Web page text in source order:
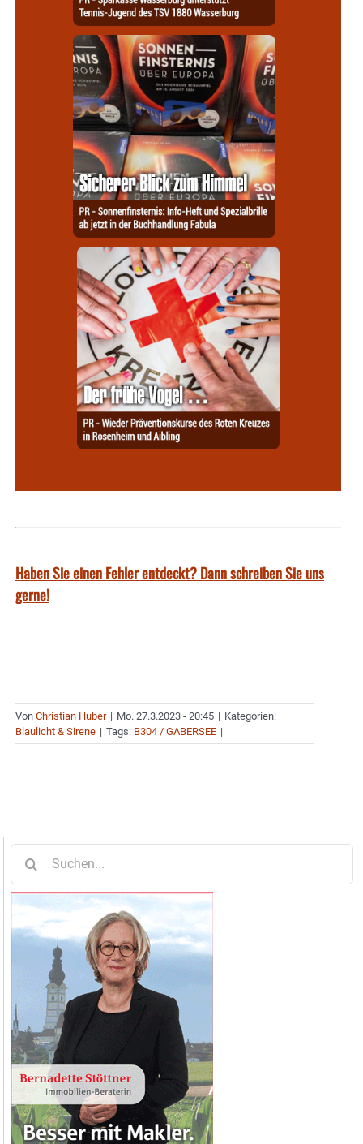
Haben Sie einen Fehler entdeckt? Dann schreiben Sie uns
gerne!
Von Christian Huber | Mo. 27.3.2023 - 20:45 | Kategorien:
Blaulicht & Sirene | Tags: B304 / GABERSEE |
nach: